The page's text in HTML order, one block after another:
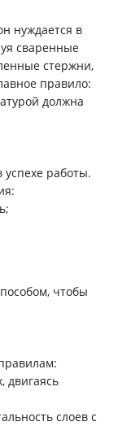
нуждается в
сваренные
стержни,
правило:
должна
работы.
чтобы
двигаясь
слоев с